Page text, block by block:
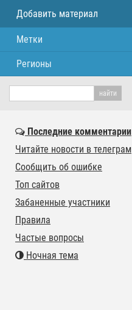
Добавить материал
Метки
Регионы
Последние комментарии
Читайте новости в телеграм
Сообщить об ошибке
Топ сайтов
Забаненные участники
Правила
Частые вопросы
Ночная тема